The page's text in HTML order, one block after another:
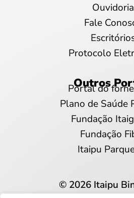
Ouvidoria
Fale
Protocolo
Outros
Portal do
Plano de Saúde
Fundação
Fundação
Itaipu
© 2026 Itaipu